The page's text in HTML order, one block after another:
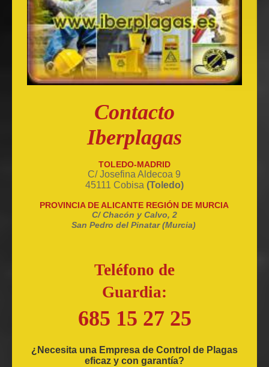
Contacto
Iberplagas
TOLEDO-MADRID
C/ Josefina Aldecoa 9
45111 Cobisa (Toledo)
PROVINCIA DE ALICANTE REGIÓN DE MURCIA
C/ Chacón y Calvo, 2
San Pedro del Pinatar (Murcia)
Teléfono de
Guardia:
685 15 27 25
¿Necesita una Empresa de Control de Plagas
eficaz y con garantía?